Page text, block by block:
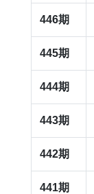
446期
445期
444期
443期
442期
441期